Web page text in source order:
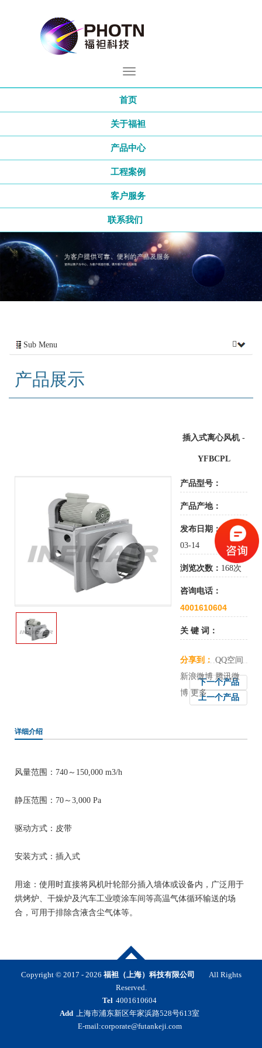
首页
关于福袒
产品中心
工程案例
客户服务
联系我们
Sub Menu
产品展示
插入式离心风机 -
YFBCPL
产品型号：
产品产地：
发布日期： 2019-
03-14
浏览次数： 168次
咨询电话：
4001610604
关 键 词：
分享到： QQ空间
新浪微博 腾讯微
博 更多
下一个产品
上一个产品
详细介绍
风量范围：740～150,000 m3/h
静压范围：70～3,000 Pa
驱动方式：皮带
安装方式：插入式
用途：使用时直接将风机叶轮部分插入墙体或设备内，广泛用于
烘烤炉、干燥炉及汽车工业喷涂车间等高温气体循环输送的场
合，可用于排除含液含尘气体等。
Copyright © 2017 - 2026 福袒（上海）科技有限公司
All Rights
Reserved.
Tel 4001610604
Add 上海市浦东新区年家浜路528号613室
E-mail:corporate@futankeji.com